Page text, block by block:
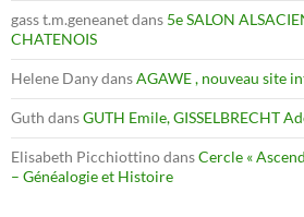
gass t.m.geneanetdans 5e SALON
CHATENOIS
Helene DanydansAGAWE , nouveau site
Guth dansGUTH Emile, GISSELBRECHT
Elisabeth PicchiottinodansCercle «
– Généalogie et Histoire